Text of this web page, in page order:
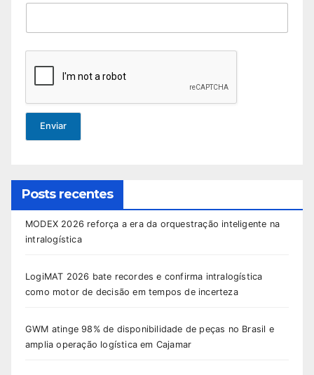
Enviar
Posts recentes
MODEX 2026 reforça a era da orquestração inteligente na
intralogística
LogiMAT 2026 bate recordes e confirma intralogística
como motor de decisão em tempos de incerteza
GWM atinge 98% de disponibilidade de peças no Brasil e
amplia operação logística em Cajamar